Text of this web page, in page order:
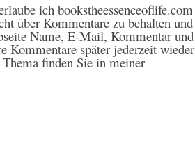
ich bookstheessenceoflife.com
über Kommentare zu behalten und
Name, E-Mail, Kommentar und
Kommentare später jederzeit wieder
finden Sie in meiner